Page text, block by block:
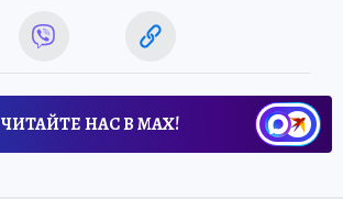
ЧИТАЙТЕ НАС В МАХ!